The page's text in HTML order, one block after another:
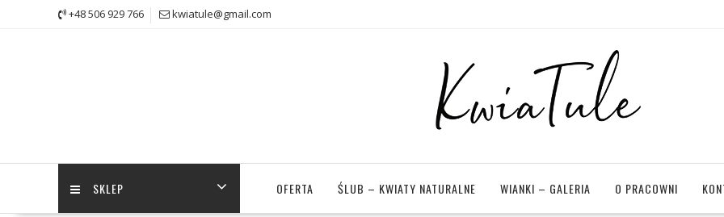
+48 506 929 766 kwiatule@gmail.com
SKLEP OFERTA ŚLUB – KWIATY NATURALNE WIANKI – GALERIA O PRACOWNI